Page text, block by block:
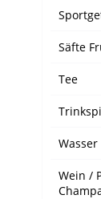
Säfte
Tee
Wasser
Wein /